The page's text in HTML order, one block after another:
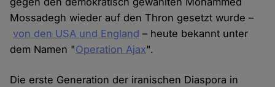
Mossadegh wieder auf den Thron gesetzt wurde –
von den USA und England – heute bekannt unter
dem Namen "Operation Ajax".
Die erste Generation der iranischen Diaspora in